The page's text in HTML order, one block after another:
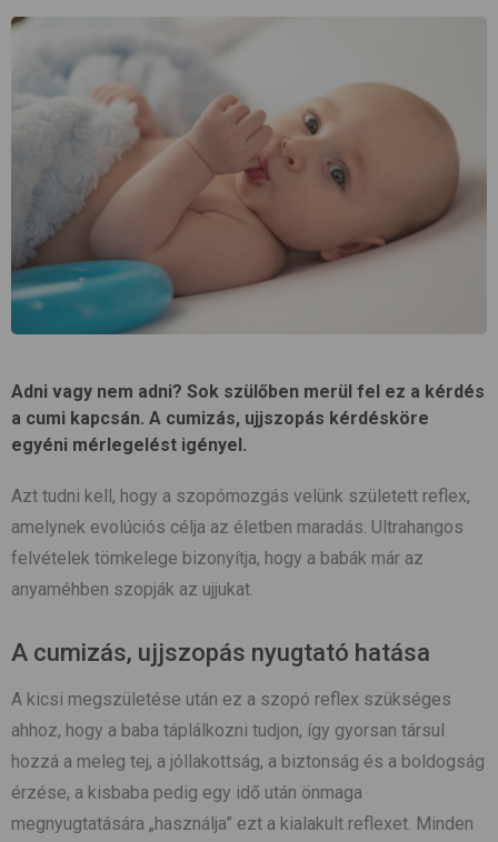
Adni vagy nem adni? Sok szülőben merül fel ez a kérdés
a cumi kapcsán. A cumizás, ujjszopás kérdésköre
egyéni mérlegelést igényel.
Azt tudni kell, hogy a szopómozgás velünk született reflex,
amelynek evolúciós célja az életben maradás. Ultrahangos
felvételek tömkelege bizonyítja, hogy a babák már az
anyaméhben szopják az ujjukat.
A cumizás, ujjszopás nyugtató hatása
A kicsi megszületése után ez a szopó reflex szükséges
ahhoz, hogy a baba táplálkozni tudjon, így gyorsan társul
hozzá a meleg tej, a jóllakottság, a biztonság és a boldogság
érzése, a kisbaba pedig egy idő után önmaga
megnyugtatására „használja” ezt a kialakult reflexet. Minden